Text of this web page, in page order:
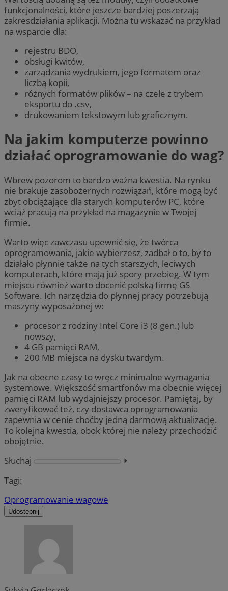
funkcjonalności, które jeszcze bardziej poszerzają
zakresdziałania aplikacji. Można tu wskazać na przykład
na wsparcie dla:
rejestru BDO,
obsługi kwitów,
zarządzania wydrukiem, jego formatem oraz
liczbą kopii,
różnych formatów plików – na czele z trybem
eksportu do .csv,
drukowaniem tekstowym lub graficznym.
Na jakim komputerze powinno
działać oprogramowanie do wag?
Wbrew pozorom to bardzo ważna kwestia. Na rynku
nie brakuje zasobożernych rozwiązań, które mogą być
zbyt obciążające dla starych komputerów PC, które
wciąż pracują na przykład na magazynie w Twojej
firmie.
Warto więc zawczasu upewnić się, że twórca
oprogramowania, jakie wybierzesz, zadbał o to, by to
działało płynnie także na tych starszych, leciwych
komputerach, które mają już spory przebieg. W tym
miejscu również warto docenić polską firmę GS
Software. Ich narzędzia do płynnej pracy potrzebują
maszyny wyposażonej w:
procesor z rodziny Intel Core i3 (8 gen.) lub
nowszy,
4 GB pamięci RAM,
200 MB miejsca na dysku twardym.
Jak na obecne czasy to wręcz minimalne wymagania
systemowe. Większość smartfonów ma obecnie więcej
pamięci RAM lub wydajniejszy procesor. Pamiętaj, by
zweryfikować też, czy dostawca oprogramowania
zapewnia w cenie choćby jedną darmową aktualizację.
To kolejna kwestia, obok której nie należy przechodzić
obojętnie.
Słuchaj
⏵︎
Tagi:
Oprogramowanie wagowe
Udostępnij